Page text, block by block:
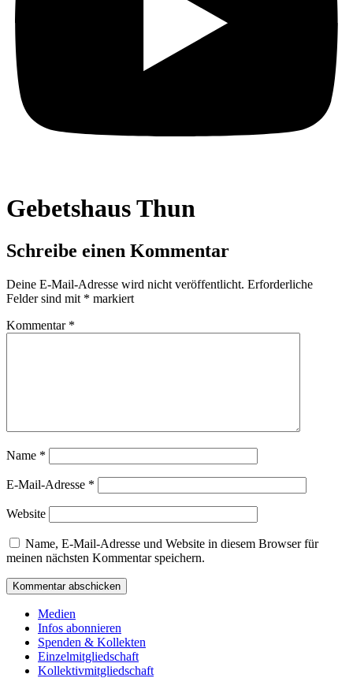
Gebetshaus Thun
Schreibe einen Kommentar
Deine E-Mail-Adresse wird nicht veröffentlicht. Erforderliche
Felder sind mit * markiert
Kommentar *
Name *
E-Mail-Adresse *
Website
Name, E-Mail-Adresse und Website in diesem Browser für
meinen nächsten Kommentar speichern.
Medien
Infos abonnieren
Spenden & Kollekten
Einzelmitgliedschaft
Kollektivmitgliedschaft